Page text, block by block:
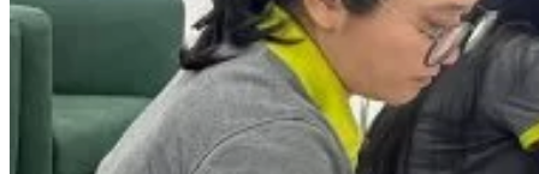
Khóa Học Họa Sĩ Ai
Khóa Học Biên Tập Video Với Ai
Mc Nhí
Kỳ Thủ Cờ Vua
Lập Trình Cho Trẻ Em
Robotic trẻ em
Piano Trẻ Em